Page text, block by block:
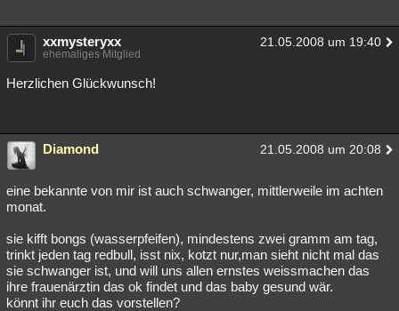
xxmysteryxx 21.05.2008 um 19:40
ehemaliges Mitglied
Herzlichen Glückwunsch!
Diamond 21.05.2008 um 20:08
eine bekannte von mir ist auch schwanger, mittlerweile im achten
monat.
sie kifft bongs (wasserpfeifen), mindestens zwei gramm am tag,
trinkt jeden tag redbull, isst nix, kotzt nur,man sieht nicht mal das
sie schwanger ist, und will uns allen ernstes weissmachen das
ihre frauenärztin das ok findet und das baby gesund wär.
könnt ihr euch das vorstellen?